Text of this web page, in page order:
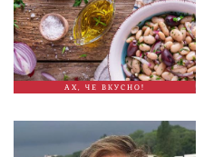
АХ, ЧЕ ВКУСНО!